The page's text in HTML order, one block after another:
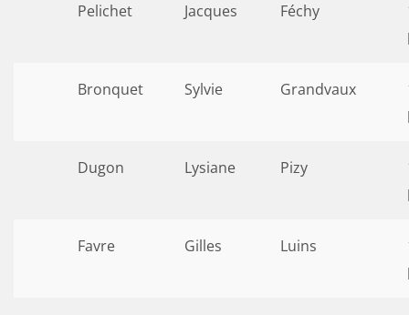
Pelichet Jacques Féchy
Bronquet Sylvie Grandvaux
Dugon Lysiane Pizy
Favre Gilles Luins